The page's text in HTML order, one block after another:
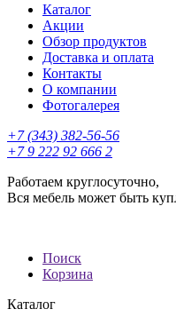
Каталог
Акции
Обзор продуктов
Доставка и оплата
Контакты
О компании
Фотогалерея
+7 (343) 382-56-56
+7 9 222 92 666 2
Работаем круглосуточно,
Вся мебель может быть
Поиск
Корзина
Каталог